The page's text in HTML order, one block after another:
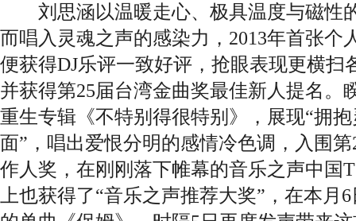
刘思涵以温暖走心、极具温度与磁性
而唱入灵魂之声的感染力，2013年首张个
便获得DJ乐评一致好评，抢眼表现更横扫
并获得第25届台湾金曲奖最佳新人提名。
重生专辑《不特别得很特别》，展现“拥
面”，唱出爱恨分明的感情冷色调，入围
作人奖，在刚刚落下帷幕的音乐之声中国
上也获得了“音乐之声推荐大奖”，在本月